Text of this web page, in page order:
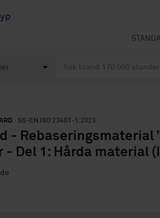
· SS-EN ISO 23401-1:2023
- Rebaseringsmaterial
- Del 1: Hårda material